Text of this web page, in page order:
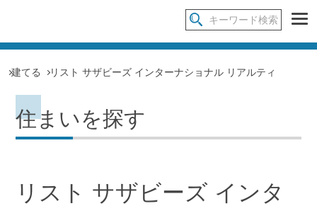
建てる リスト サザビーズ インターナショナル リアルティ
住まいを探す
リスト サザビーズ インタ